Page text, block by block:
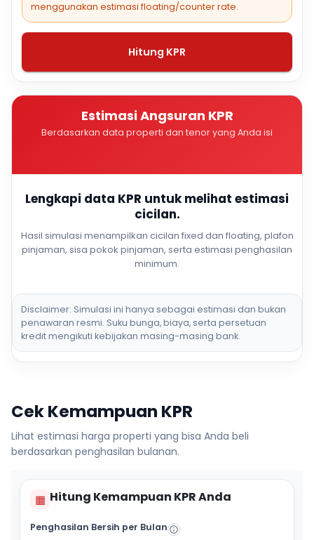
menggunakan estimasi floating/counter rate.
Hitung KPR
Estimasi Angsuran KPR
Berdasarkan data properti dan tenor yang Anda isi
Lengkapi data KPR untuk melihat estimasi
cicilan.
Hasil simulasi menampilkan cicilan fixed dan floating, plafon
pinjaman, sisa pokok pinjaman, serta estimasi penghasilan
minimum.
Disclaimer: Simulasi ini hanya sebagai estimasi dan bukan
penawaran resmi. Suku bunga, biaya, serta persetuan
kredit mengikuti kebijakan masing-masing bank.
Cek Kemampuan KPR
Lihat estimasi harga properti yang bisa Anda beli
berdasarkan penghasilan bulanan.
▦ Hitung Kemampuan KPR Anda
Penghasilan Bersih per Bulan